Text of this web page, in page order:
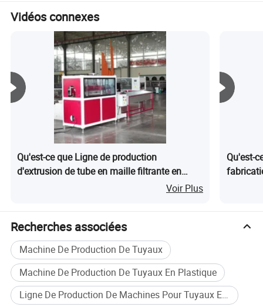
Vidéos connexes
Qu'est-ce que Ligne de production
d'extrusion de tube en maille filtrante en
plastique HDPE PE PP, machine à fabriquer
unique
Voir Plus
Qu'est-
PVC
Recherches associées
Machine De Production De Tuyaux
Machine De Production De Tuyaux En Plastique
Ligne De Production De Machines Pour Tuyaux En Plastique